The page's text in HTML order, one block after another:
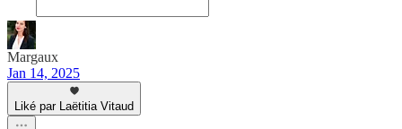
Margaux
Jan 14, 2025
Liké par Laëtitia Vitaud